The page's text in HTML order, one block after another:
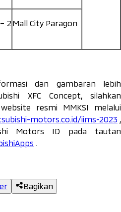
2 Mall City Paragon
dan gambaran lebih
XFC Concept, silahkan
resmi MMKSI melalui
motors.co.id/iims-2023 ,
Motors ID pada tautan
.
Bagikan